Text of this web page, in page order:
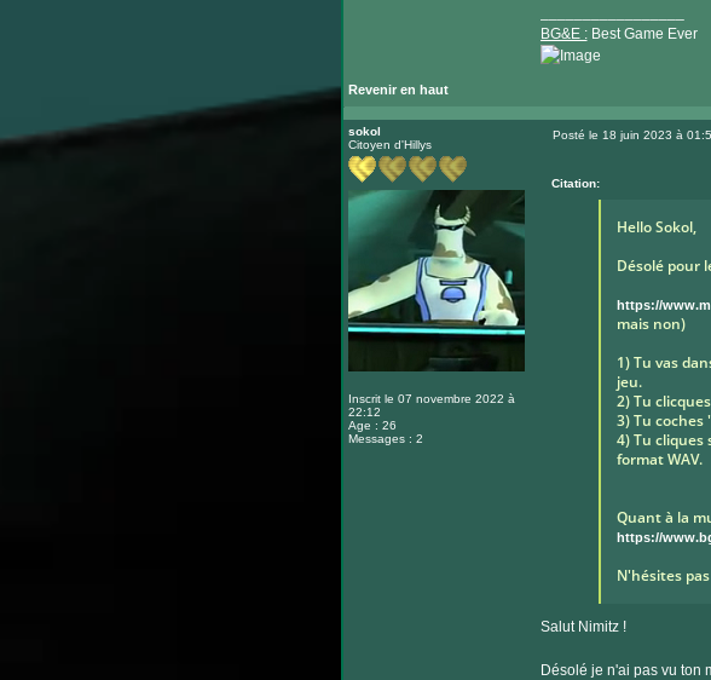
BG&E :Best Game Ever
Revenir en haut
le
site
sokol
Citoyen d'Hillys
Inscrit le 07 novembre 2022 à
22:12
Age : 26
Messages : 2
Posté le 18 juin 2023 à
Citation:
Hello Sokol,
Désolé pour
https://
mais non)
1) Tu vas
jeu.
2) Tu
3) Tu coches
4) Tu
format WAV.
Quant à la
https://
N'hésites
Salut Nimitz !
Désolé je n'ai pas vu ton